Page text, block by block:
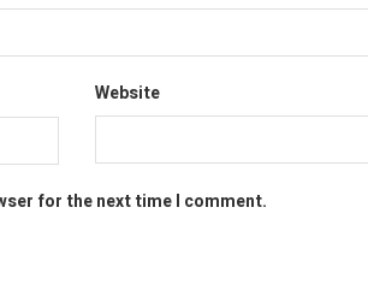
Website
for the next time I comment.